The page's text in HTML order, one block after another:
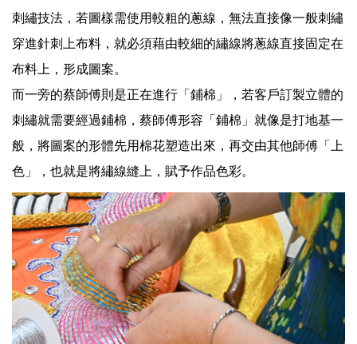
刺繡技法，若圖樣需使用較粗的蔥線，無法直接像一般刺繡
穿進針刺上布料，就必須藉由較細的繡線將蔥線直接固定在
布料上，形成圖案。
而一旁的蔡師傅則是正在進行「鋪棉」，若客戶訂製立體的
刺繡就需要經過鋪棉，蔡師傅形容「鋪棉」就像是打地基一
般，將圖案的形體先用棉花塑造出來，再交由其他師傅「上
色」，也就是將繡線縫上，賦予作品色彩。